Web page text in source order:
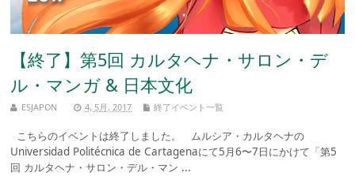
【終了】第5回 カルタヘナ・サロン・デ
ル・マンガ & 日本文化
ESJAPON 4, 5月, 2017 終了イベント一覧
こちらのイベントは終了しました。 ムルシア・カルタヘナの
Universidad Politécnica de Cartagenaにて5月6〜7日にかけて「第5
回 カルタヘナ・サロン・デル・マン ...